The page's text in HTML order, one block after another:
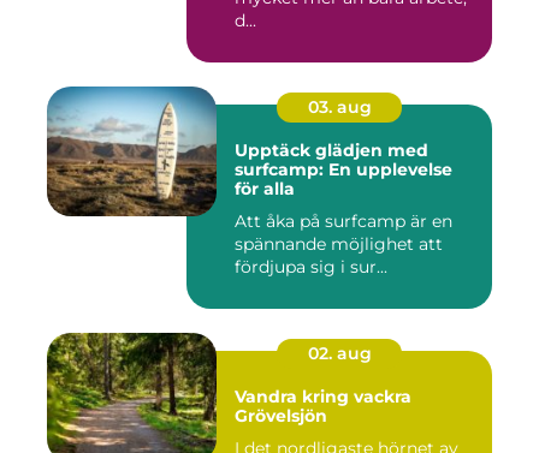
d...
03. aug
Upptäck glädjen med
surfcamp: En upplevelse
för alla
Att åka på surfcamp är en
spännande möjlighet att
fördjupa sig i sur...
02. aug
Vandra kring vackra
Grövelsjön
I det nordligaste hörnet av